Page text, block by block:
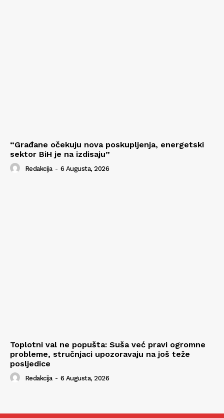
“Građane očekuju nova poskupljenja, energetski
sektor BiH je na izdisaju”
Redakcija - 6 Augusta, 2026
Toplotni val ne popušta: Suša već pravi ogromne
probleme, stručnjaci upozoravaju na još teže
posljedice
Redakcija - 6 Augusta, 2026